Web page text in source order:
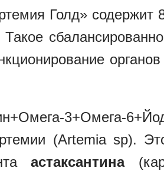
Голд» содержит
3+Омега-
(Artemia sp).
астаксантина